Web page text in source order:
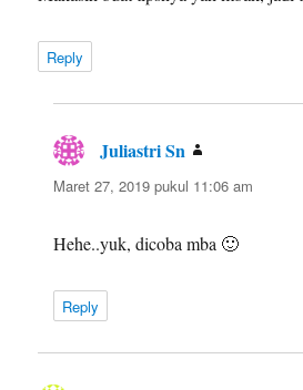
Reply
Juliastri Sn
Maret 27, 2019 pukul 11:06 am
Hehe..yuk, dicoba mba 🙂
Reply